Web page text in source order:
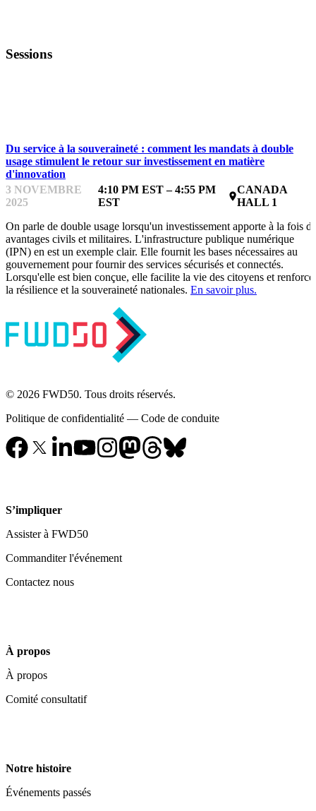
Sessions
Du service à la souveraineté : comment les mandats à double
usage stimulent le retour sur investissement en matière
d'innovation
3 NOVEMBRE
2025
4:10 PM EST – 4:55 PM
EST
place
CANADA
HALL 1
On parle de double usage lorsqu'un investissement apporte à la fois
avantages civils et militaires. L'infrastructure publique numérique
(IPN) en est un exemple clair. Elle fournit les bases nécessaires au
gouvernement pour fournir des services sécurisés et connectés.
Lorsqu'elle est bien conçue, elle facilite la vie des citoyens et renforce
la résilience et la souveraineté nationales. En savoir plus.
© 2026 FWD50. Tous droits réservés.
Politique de confidentialité — Code de conduite
S’impliquer
Assister à FWD50
Commanditer l'événement
Contactez nous
À propos
À propos
Comité consultatif
Notre histoire
Événements passés